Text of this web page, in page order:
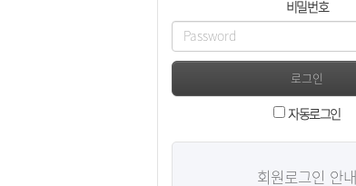
비밀번호
로그인
자동로그인
회원로그인 안내